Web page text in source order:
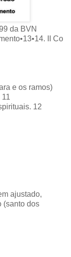
da BVN
II Co
e os ramos)
12
ajustado,
(santo dos